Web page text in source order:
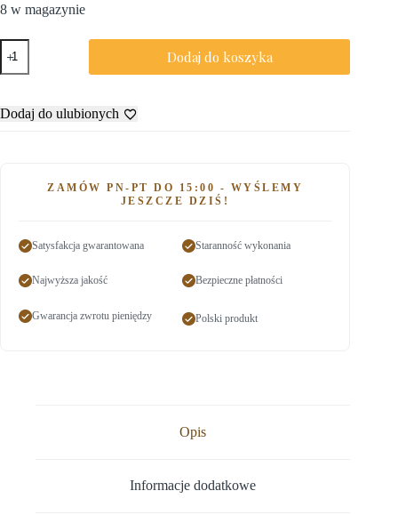
8 w magazynie
Dodaj do koszyka
Dodaj do ulubionych
ZAMÓW PN-PT DO 15:00 - WYŚLEMY
JESZCZE DZIŚ!
Satysfakcja gwarantowana Staranność wykonania
Najwyższa jakość Bezpieczne płatności
Gwarancja zwrotu pieniędzy Polski produkt
Opis
Informacje dodatkowe